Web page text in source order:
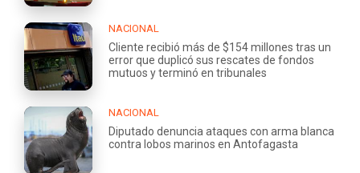
NACIONAL
Cliente recibió más de $154 millones tras un
error que duplicó sus rescates de fondos
mutuos y terminó en tribunales
NACIONAL
Diputado denuncia ataques con arma blanca
contra lobos marinos en Antofagasta